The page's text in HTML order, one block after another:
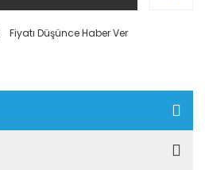
Fiyatı Düşünce Haber Ver